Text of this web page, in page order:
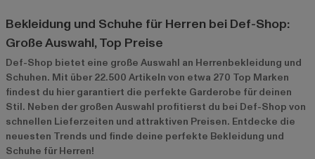
Bekleidung und Schuhe für Herren bei Def-Shop:
Große Auswahl, Top Preise
Def-Shop bietet eine große Auswahl an Herrenbekleidung und
Schuhen. Mit über 22.500 Artikeln von etwa 270 Top Marken
findest du hier garantiert die perfekte Garderobe für deinen
Stil. Neben der großen Auswahl profitierst du bei Def-Shop von
schnellen Lieferzeiten und attraktiven Preisen. Entdecke die
neuesten Trends und finde deine perfekte Bekleidung und
Schuhe für Herren!